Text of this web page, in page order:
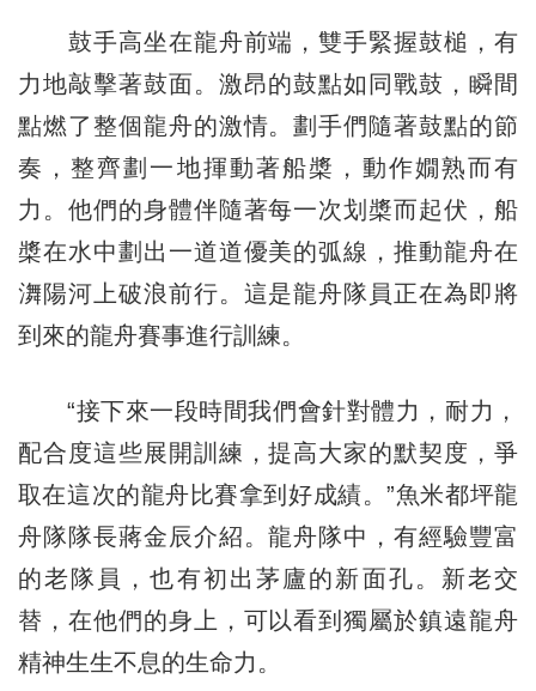
鼓手高坐在龍舟前端，雙手緊握鼓槌，有
力地敲擊著鼓面。激昂的鼓點如同戰鼓，瞬間
點燃了整個龍舟的激情。劃手們隨著鼓點的節
奏，整齊劃一地揮動著船槳，動作嫺熟而有
力。他們的身體伴隨著每一次划槳而起伏，船
槳在水中劃出一道道優美的弧線，推動龍舟在
㵲陽河上破浪前行。這是龍舟隊員正在為即將
到來的龍舟賽事進行訓練。
“接下來一段時間我們會針對體力，耐力，
配合度這些展開訓練，提高大家的默契度，爭
取在這次的龍舟比賽拿到好成績。”魚米都坪龍
舟隊隊長蔣金辰介紹。龍舟隊中，有經驗豐富
的老隊員，也有初出茅廬的新面孔。新老交
替，在他們的身上，可以看到獨屬於鎮遠龍舟
精神生生不息的生命力。